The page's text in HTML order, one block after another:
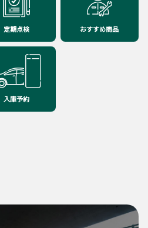
定期点検 おすすめ商品
入庫予約